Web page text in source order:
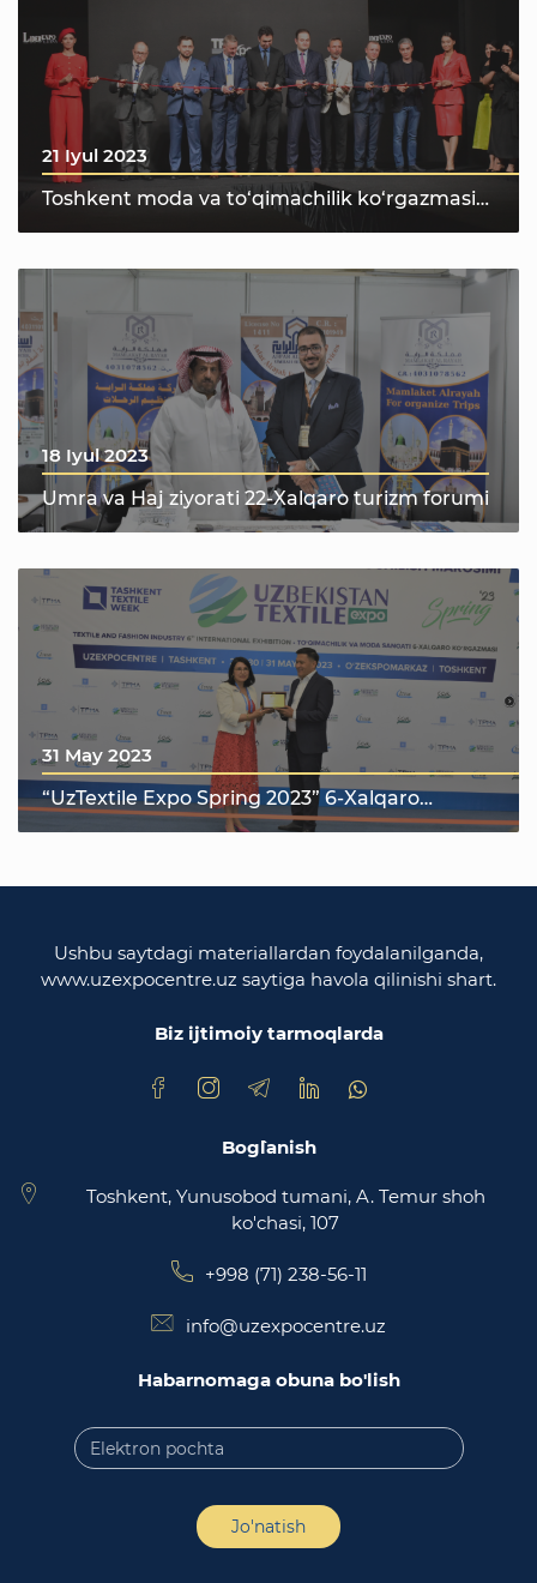
21 Iyul 2023
Toshkent moda va to‘qimachilik ko‘rgazmasi
“Tashkent Fashion & Textile Expo 2023”
18 Iyul 2023
Umra va Haj ziyorati 22-Xalqaro turizm forumi
31 May 2023
“UzTextile Expo Spring 2023” 6-Xalqaro
toʻqimachilik va moda sanoati koʻrgazmasi
Ushbu saytdagi materiallardan foydalanilganda,
www.uzexpocentre.uz saytiga havola qilinishi shart.
Biz ijtimoiy tarmoqlarda
Bog`lanish
Toshkent, Yunusobod tumani, A. Temur shoh
ko'chasi, 107
+998 (71) 238-56-11
info@uzexpocentre.uz
Habarnomaga obuna bo'lish
Jo'natish